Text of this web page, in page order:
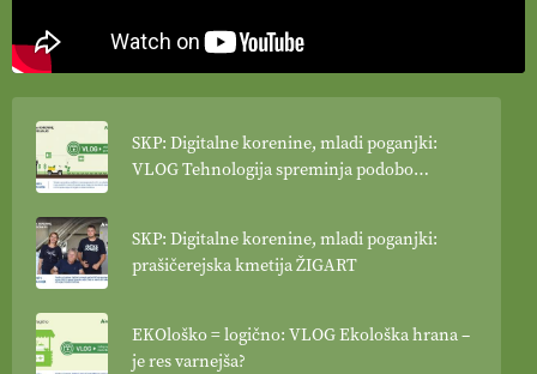
SKP: Digitalne korenine, mladi poganjki:
VLOG Tehnologija spreminja podobo
SKP: Digitalne korenine, mladi poganjki:
prašičerejska kmetija ŽIGART
EKOloško = logično: VLOG Ekološka hrana –
je res varnejša?